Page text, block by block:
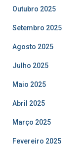
Outubro 2025
Setembro 2025
Agosto 2025
Julho 2025
Maio 2025
Abril 2025
Março 2025
Fevereiro 2025